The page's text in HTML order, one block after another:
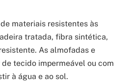
materiais resistentes às
tratada, fibra sintética,
As almofadas e
tecido impermeável ou com
à água e ao sol.